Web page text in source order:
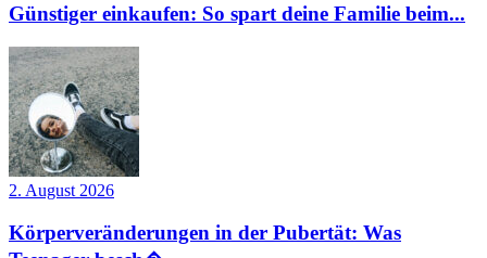
Günstiger einkaufen: So spart deine Familie beim...
2. August 2026
Körperveränderungen in der Pubertät: Was